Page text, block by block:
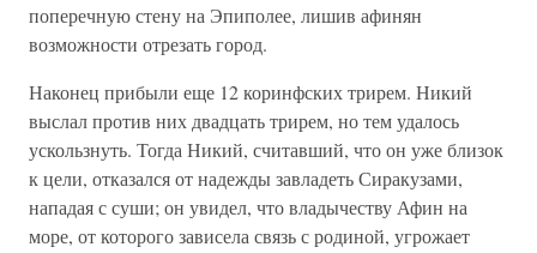
поперечную стену на Эпиполее, лишив афинян
возможности отрезать город.
Наконец прибыли еще 12 коринфских трирем. Никий
выслал против них двадцать трирем, но тем удалось
ускользнуть. Тогда Никий, считавший, что он уже близок
к цели, отказался от надежды завладеть Сиракузами,
нападая с суши; он увидел, что владычеству Афин на
море, от которого зависела связь с родиной, угрожает